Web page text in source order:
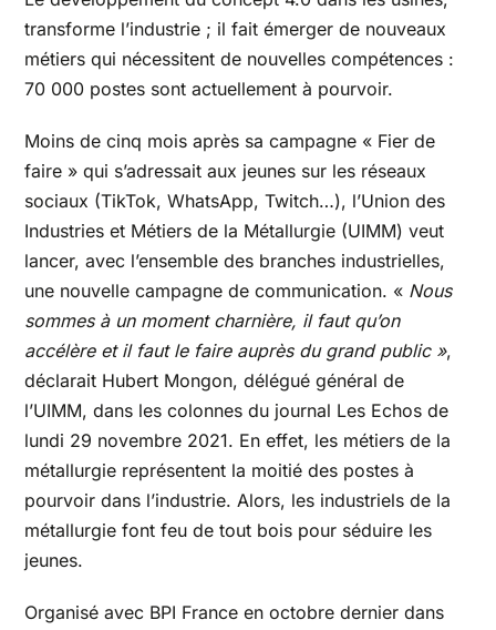
transforme l’industrie ; il fait émerger de nouveaux
métiers qui nécessitent de nouvelles compétences :
70 000 postes sont actuellement à pourvoir.
Moins de cinq mois après sa campagne « Fier de
faire » qui s’adressait aux jeunes sur les réseaux
sociaux (TikTok, WhatsApp, Twitch…), l’Union des
Industries et Métiers de la Métallurgie (UIMM) veut
lancer, avec l’ensemble des branches industrielles,
une nouvelle campagne de communication. « Nous
sommes à un moment charnière, il faut qu’on
accélère et il faut le faire auprès du grand public »,
déclarait Hubert Mongon, délégué général de
l’UIMM, dans les colonnes du journal Les Echos de
lundi 29 novembre 2021. En effet, les métiers de la
métallurgie représentent la moitié des postes à
pourvoir dans l’industrie. Alors, les industriels de la
métallurgie font feu de tout bois pour séduire les
jeunes.
Organisé avec BPI France en octobre dernier dans